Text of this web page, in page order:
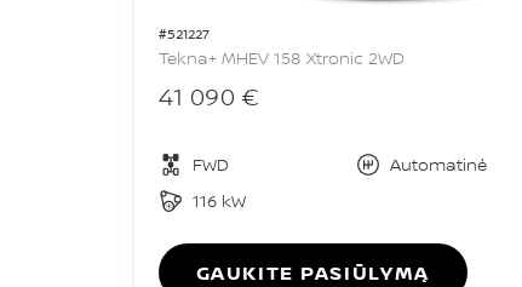
#521227
Tekna+ MHEV 158 Xtronic 2WD
41 090 €
FWD
Automatinė
116 kW
GAUKITE PASIŪLYMĄ